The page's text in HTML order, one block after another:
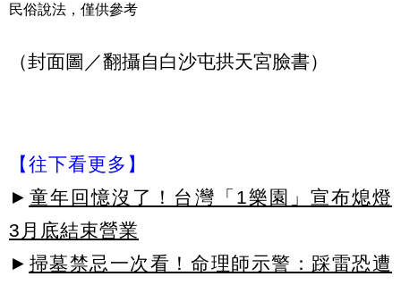
民俗說法，僅供參考
（封面圖／翻攝自白沙屯拱天宮臉書）
【往下看更多】
► 童年回憶沒了！台灣「1樂園」宣布熄燈
3月底結束營業
► 掃墓禁忌一次看！命理師示警：踩雷恐遭